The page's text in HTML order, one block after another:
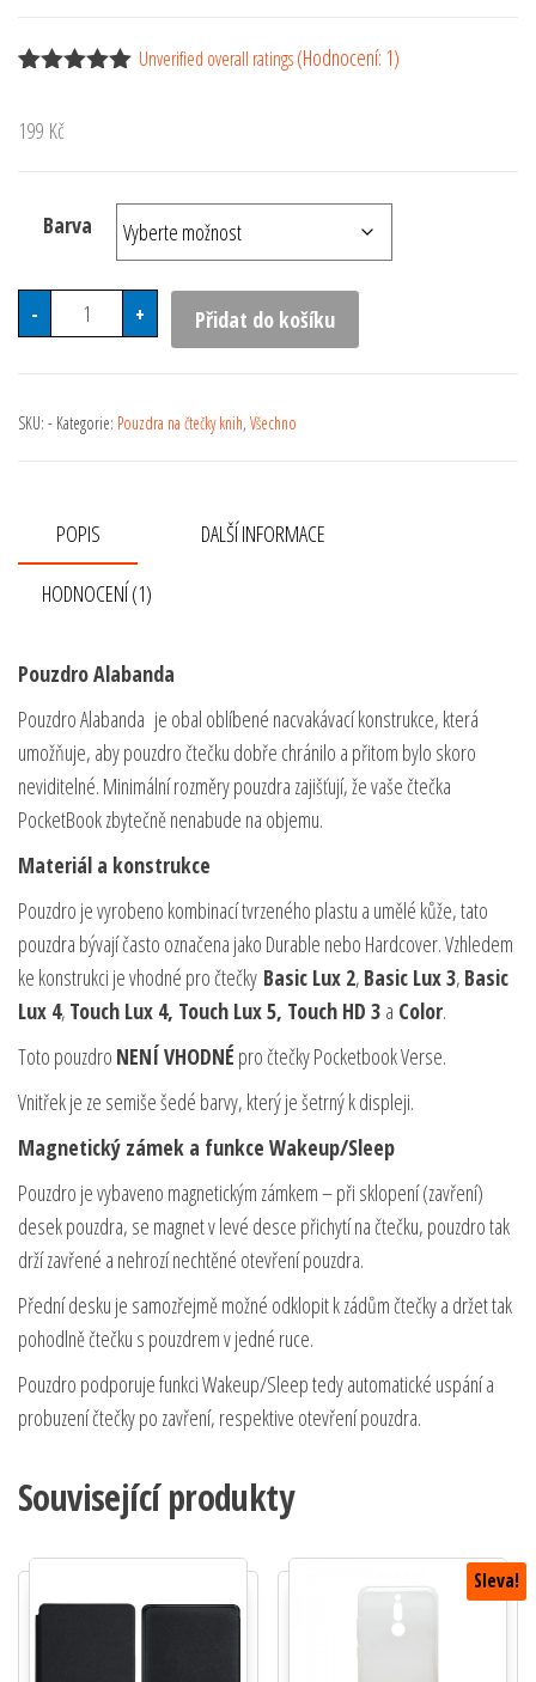
základě
Unverified overall ratings(Hodnocení: 1)
199 Kč
Barva
- Alabanda pouzdro pro PocketBook 616 Basic Lux 2, 617
+ Přidat do košíku
SKU: - Kategorie: Pouzdra na čtečky knih, Všechno
POPIS DALŠÍ INFORMACE
HODNOCENÍ (1)
Pouzdro Alabanda
Pouzdro Alabanda je obal oblíbené nacvakávací konstrukce, která
umožňuje, aby pouzdro čtečku dobře chránilo a přitom bylo skoro
neviditelné. Minimální rozměry pouzdra zajišťují, že vaše čtečka
PocketBook zbytečně nenabude na objemu.
Materiál a konstrukce
Pouzdro je vyrobeno kombinací tvrzeného plastu a umělé kůže, tato
pouzdra bývají často označena jako Durable nebo Hardcover. Vzhledem
ke konstrukci je vhodné pro čtečky Basic Lux 2, Basic Lux 3, Basic
Lux 4, Touch Lux 4, Touch Lux 5, Touch HD 3 a Color.
Toto pouzdro NENÍ VHODNÉ pro čtečky Pocketbook Verse.
Vnitřek je ze semiše šedé barvy, který je šetrný k displeji.
Magnetický zámek a funkce Wakeup/Sleep
Pouzdro je vybaveno magnetickým zámkem – při sklopení (zavření)
desek pouzdra, se magnet v levé desce přichytí na čtečku, pouzdro tak
drží zavřené a nehrozí nechtěné otevření pouzdra.
Přední desku je samozřejmě možné odklopit k zádům čtečky a držet tak
pohodlně čtečku s pouzdrem v jedné ruce.
Pouzdro podporuje funkci Wakeup/Sleep tedy automatické uspání a
probuzení čtečky po zavření, respektive otevření pouzdra.
Související produkty
Sleva!